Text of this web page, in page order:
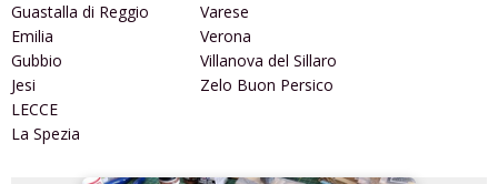
Guastalla di Reggio
Emilia
Gubbio
Jesi
LECCE
La Spezia
Varese
Verona
Villanova del Sillaro
Zelo Buon Persico